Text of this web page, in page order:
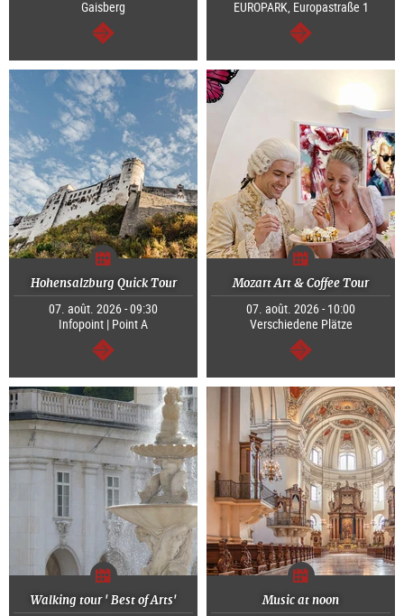
Gaisberg
Continuer
EUROPARK, Europastraße 1
Continuer
Hohensalzburg Quick Tour
07. août. 2026 - 09:30
Infopoint | Point A
Continuer
Mozart Art & Coffee Tour
07. août. 2026 - 10:00
Verschiedene Plätze
Continuer
Walking tour ' Best of Arts' Music at noon